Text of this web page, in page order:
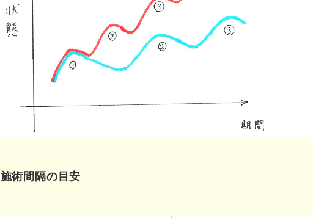
施術間隔の目安